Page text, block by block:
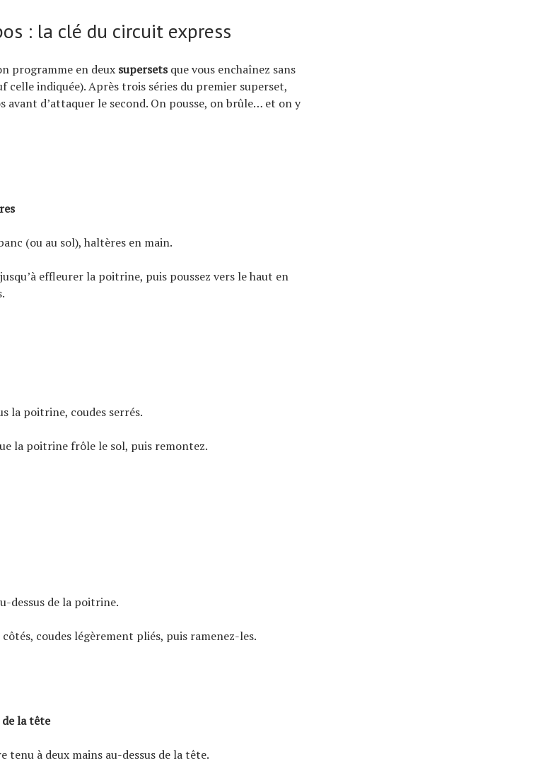
: la clé du circuit express
programme en deux supersetsque vous enchaînez sans
celle indiquée). Après trois séries du premier superset,
avant d’attaquer le second. On pousse, on brûle… et on y
(ou au sol), haltères en main.
effleurer la poitrine, puis poussez vers le haut en
la poitrine, coudes serrés.
la poitrine frôle le sol, puis remontez.
dessus de la poitrine.
coudes légèrement pliés, puis ramenez-les.
la tête
tenu à deux mains au-dessus de la tête.